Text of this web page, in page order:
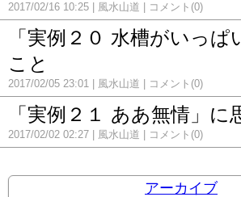
2017/02/16 10:25 風水山道 コメント(0)
「実例２０ 水槽がいっぱ
こと
2017/02/05 23:01 風水山道 コメント(0)
「実例２１ ああ無情」に
2017/02/02 02:27 風水山道 コメント(0)
アーカイブ